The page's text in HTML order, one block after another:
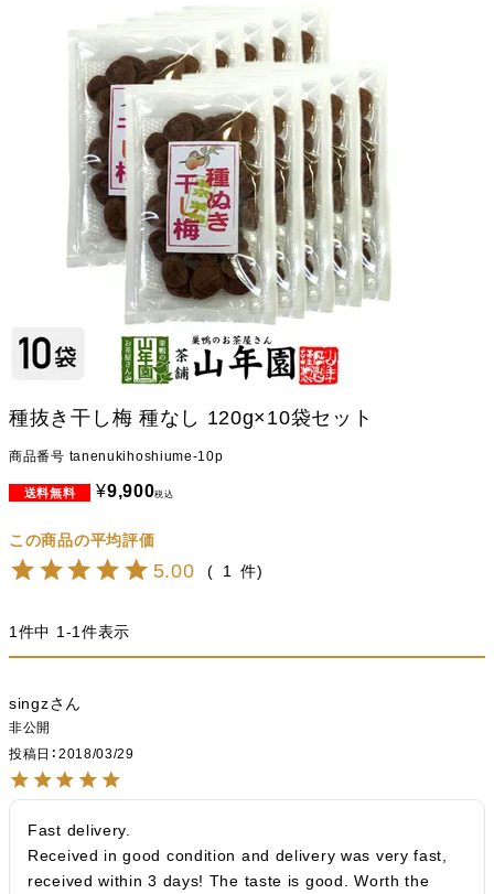
種抜き干し梅 種なし 120g×10袋セット
商品番号 tanenukihoshiume-10p
¥9,900税込
5.00 1
1件中 1-1件表示
singz
非公開
投稿日
2018/03/29
Fast delivery.
Received in good condition and delivery was very fast,
received within 3 days! The taste is good. Worth the